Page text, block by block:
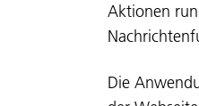
Aktionen
Die